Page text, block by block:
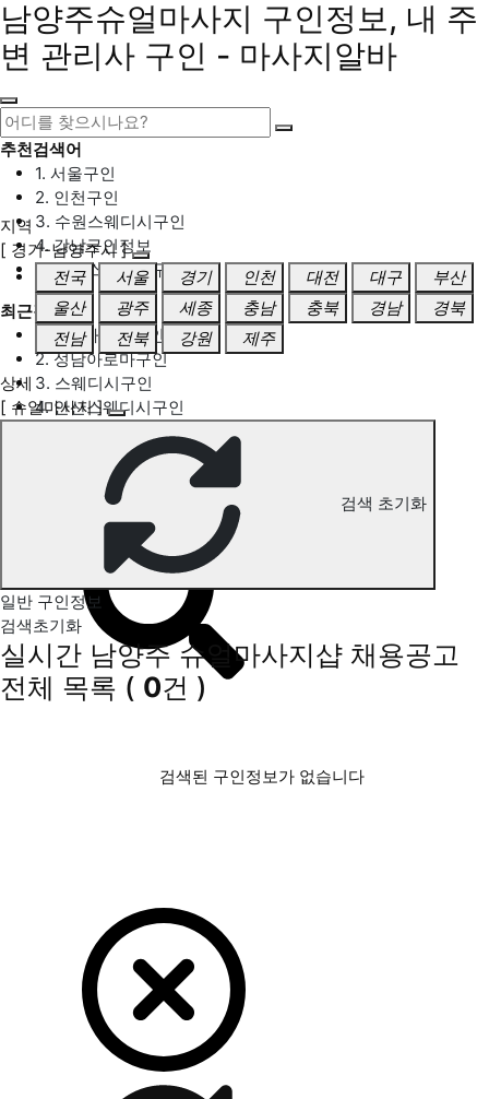
남양주슈얼마사지 구인정보, 내 주
변 관리사 구인 - 마사지알바
추천검색어
1. 서울구인
2. 인천구인
3. 수원스웨디시구인
4. 강남구인정보
5. 동탄스웨디시구인
최근검색어
1. 일산마사지구인
2. 성남아로마구인
3. 스웨디시구인
4. 안산스웨디시구인
남양주 슈얼마사지 구인정보
지역
[ 경기-남양주시 ]
전국
서울 경기 인천 대전 대구
부산
울산
광주 세종 충남 충북 경남
경북
전남
전북 강원 제주
상세
[ 슈얼마사지 ]
검색 초기화
일반 구인정보
검색초기화
실시간 남양주 슈얼마사지샵 채용공고
전체 목록 ( 0건 )
검색된 구인정보가 없습니다